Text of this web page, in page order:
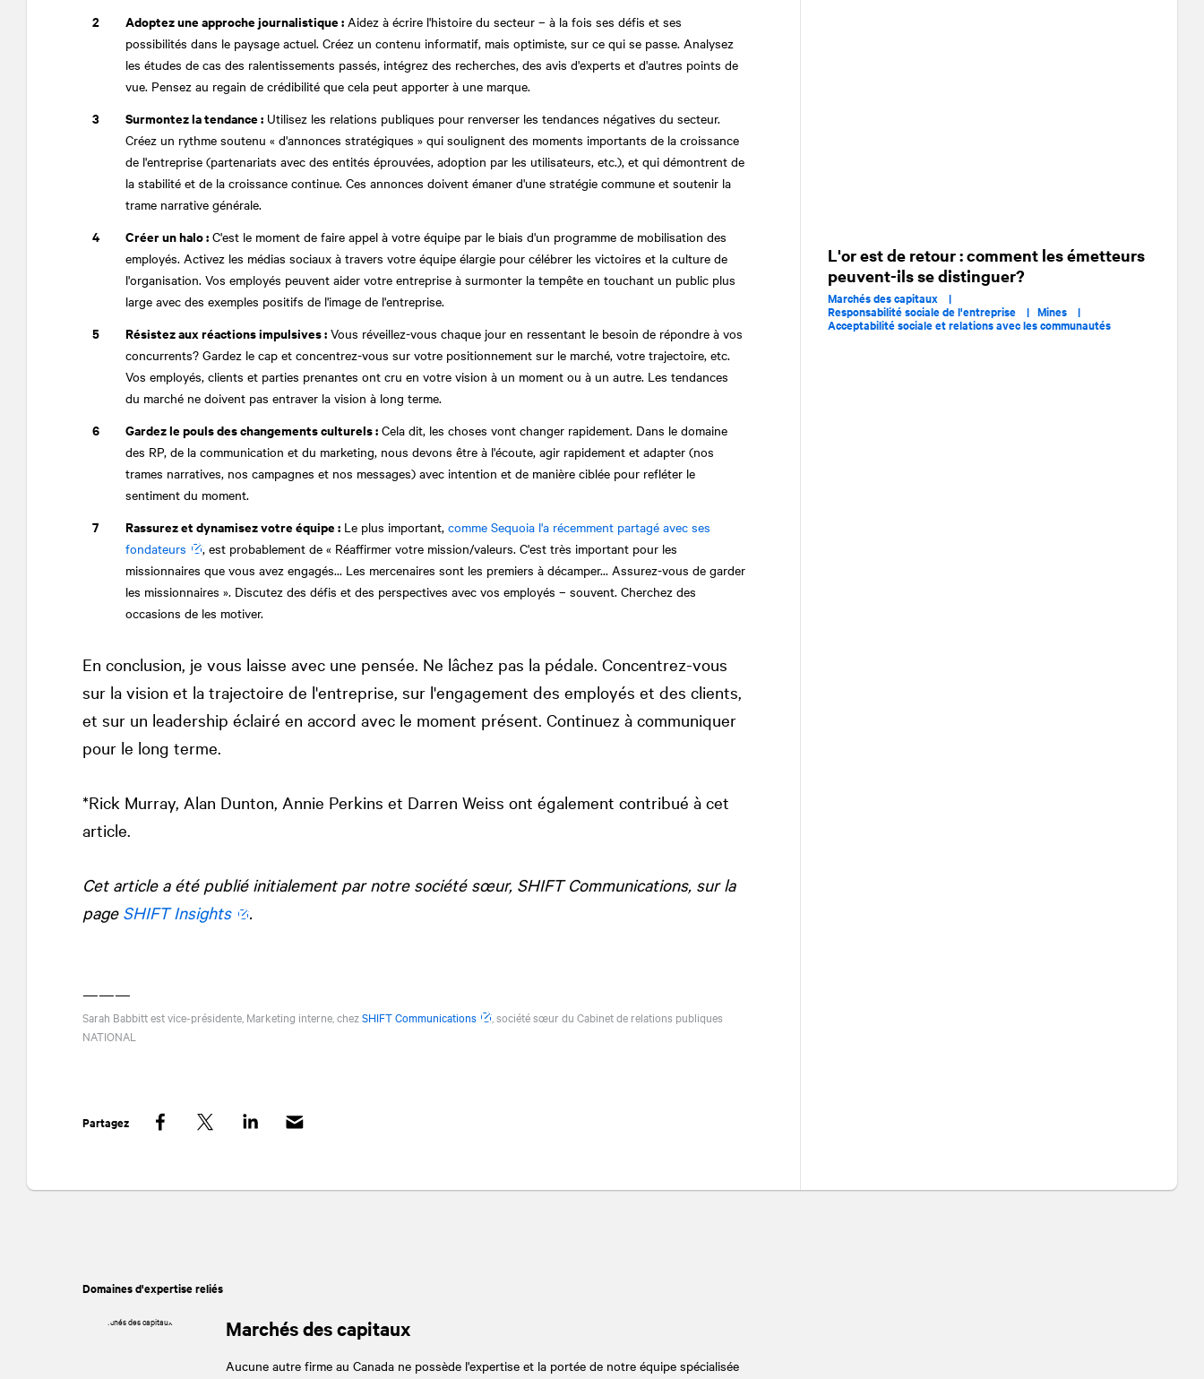
Adoptez une approche journalistique :Aidez à écrire l'histoire du secteur – à la fois ses défis et ses
possibilités dans le paysage actuel. Créez un contenu informatif, mais optimiste, sur ce qui se passe. Analysez
les études de cas des ralentissements passés, intégrez des recherches, des avis d'experts et d'autres points de
vue. Pensez au regain de crédibilité que cela peut apporter à une marque.
Surmontez la tendance :Utilisez les relations publiques pour renverser les tendances négatives du secteur.
Créez un rythme soutenu « d'annonces stratégiques » qui soulignent des moments importants de la croissance
de l'entreprise (partenariats avec des entités éprouvées, adoption par les utilisateurs, etc.), et qui démontrent de
la stabilité et de la croissance continue. Ces annonces doivent émaner d'une stratégie commune et soutenir la
trame narrative générale.
Créer un halo :C'est le moment de faire appel à votre équipe par le biais d'un programme de mobilisation des
employés. Activez les médias sociaux à travers votre équipe élargie pour célébrer les victoires et la culture de
l'organisation. Vos employés peuvent aider votre entreprise à surmonter la tempête en touchant un public plus
large avec des exemples positifs de l'image de l'entreprise.
Résistez aux réactions impulsives :Vous réveillez-vous chaque jour en ressentant le besoin de répondre à vos
concurrents? Gardez le cap et concentrez-vous sur votre positionnement sur le marché, votre trajectoire, etc.
Vos employés, clients et parties prenantes ont cru en votre vision à un moment ou à un autre. Les tendances
du marché ne doivent pas entraver la vision à long terme.
Gardez le pouls des changements culturels :Cela dit, les choses vont changer rapidement. Dans le domaine
des RP, de la communication et du marketing, nous devons être à l'écoute, agir rapidement et adapter (nos
trames narratives, nos campagnes et nos messages) avec intention et de manière ciblée pour refléter le
sentiment du moment.
Rassurez et dynamisez votre équipe :Le plus important, comme Sequoia l'a récemment partagé avec ses
fondateurs
, est probablement de « Réaffirmer votre mission/valeurs. C'est très important pour les
missionnaires que vous avez engagés... Les mercenaires sont les premiers à décamper... Assurez-vous de garder
les missionnaires ». Discutez des défis et des perspectives avec vos employés – souvent. Cherchez des
occasions de les motiver.
En conclusion, je vous laisse avec une pensée. Ne lâchez pas la pédale. Concentrez-vous
sur la vision et la trajectoire de l'entreprise, sur l'engagement des employés et des clients,
et sur un leadership éclairé en accord avec le moment présent. Continuez à communiquer
pour le long terme.
*Rick Murray, Alan Dunton, Annie Perkins et Darren Weiss ont également contribué à cet
article.
Cet article a été publié initialement par notre société sœur, SHIFT Communications, sur la
page SHIFT Insights .
———
Sarah Babbitt est vice-présidente, Marketing interne, chezSHIFT Communications
, société sœur du Cabinet de relations publiques
NATIONAL
Partagez
L'or est de retour : comment les émetteurs
peuvent-ils se distinguer?
Marchés des capitaux |
Responsabilité sociale de l'entreprise | Mines |
Acceptabilité sociale et relations avec les communautés
Domaines d'expertise reliés
Marchés des capitaux
Aucune autre firme au Canada ne possède l'expertise et la portée de notre équipe spécialisée